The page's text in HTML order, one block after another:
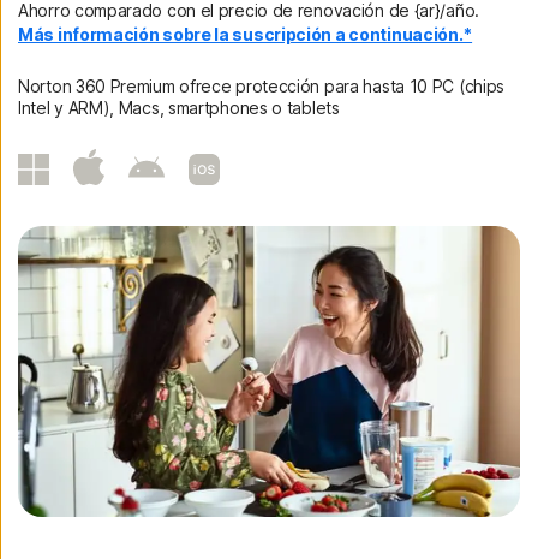
Ahorro comparado con el precio de renovación de {ar}/año.
Más información sobre la suscripción a continuación.*
Norton 360 Premium ofrece protección para hasta 10 PC (chips
Intel y ARM), Macs, smartphones o tablets